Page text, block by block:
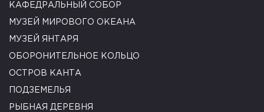
КАФЕДРАЛЬНЫЙ СОБОР
МУЗЕЙ МИРОВОГО ОКЕАНА
МУЗЕЙ ЯНТАРЯ
ОБОРОНИТЕЛЬНОЕ КОЛЬЦО
ОСТРОВ КАНТА
ПОДЗЕМЕЛЬЯ
РЫБНАЯ ДЕРЕВНЯ